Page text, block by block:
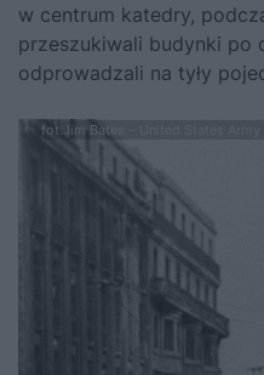
w centrum katedry,
przeszukiwali budynki po
odprowadzali na tyły
fot.Jim Bates – United States Army